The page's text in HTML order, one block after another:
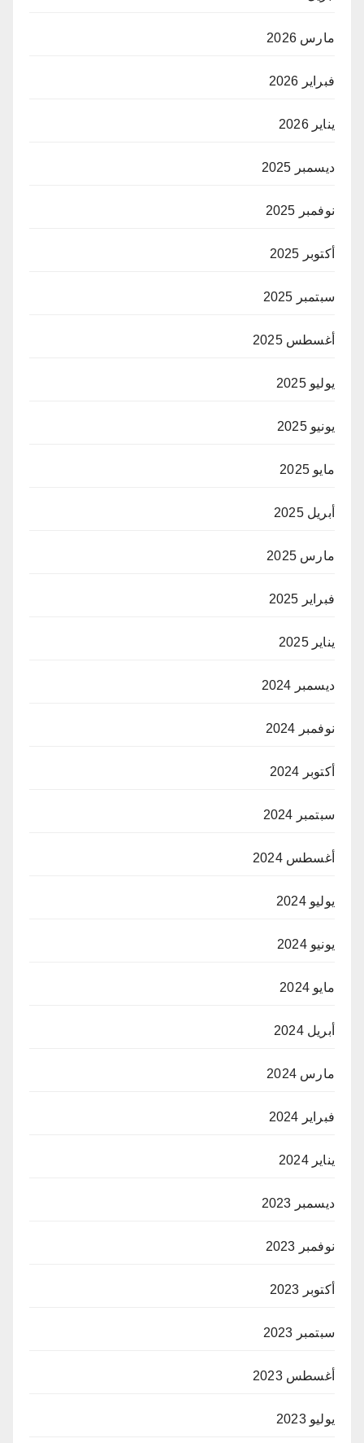
مارس 2026
فبراير 2026
يناير 2026
ديسمبر 2025
نوفمبر 2025
أكتوبر 2025
سبتمبر 2025
أغسطس 2025
يوليو 2025
يونيو 2025
مايو 2025
أبريل 2025
مارس 2025
فبراير 2025
يناير 2025
ديسمبر 2024
نوفمبر 2024
أكتوبر 2024
سبتمبر 2024
أغسطس 2024
يوليو 2024
يونيو 2024
مايو 2024
أبريل 2024
مارس 2024
فبراير 2024
يناير 2024
ديسمبر 2023
نوفمبر 2023
أكتوبر 2023
سبتمبر 2023
أغسطس 2023
يوليو 2023